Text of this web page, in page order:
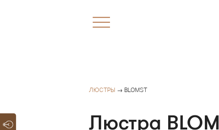
ЛЮСТРЫ → BLOMST
Люстра